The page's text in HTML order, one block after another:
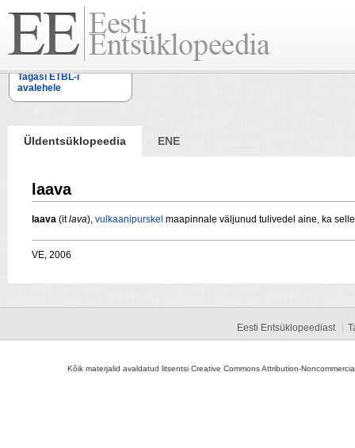
Tagasi ETBL-i
avalehele
Üldentsüklopeedia ENE
laava
laava (itlava), vulkaanipurskel maapinnale väljunud tulivedel aine, ka
VE, 2006
Eesti Entsüklopeediast
Kõik materjalid avaldatud litsentsi Creative Commons Attribution-